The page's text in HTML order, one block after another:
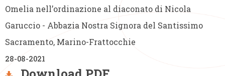
Omelia nell’ordinazione al diaconato di Nicola
Garuccio - Abbazia Nostra Signora del Santissimo
Sacramento, Marino-Frattocchie
28-08-2021